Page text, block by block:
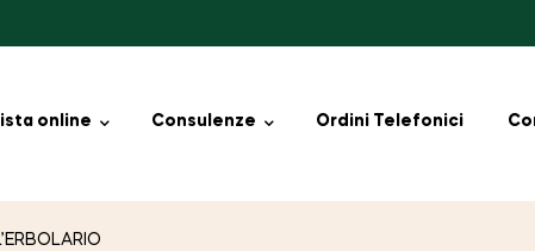
online Consulenze Ordini Telefonici